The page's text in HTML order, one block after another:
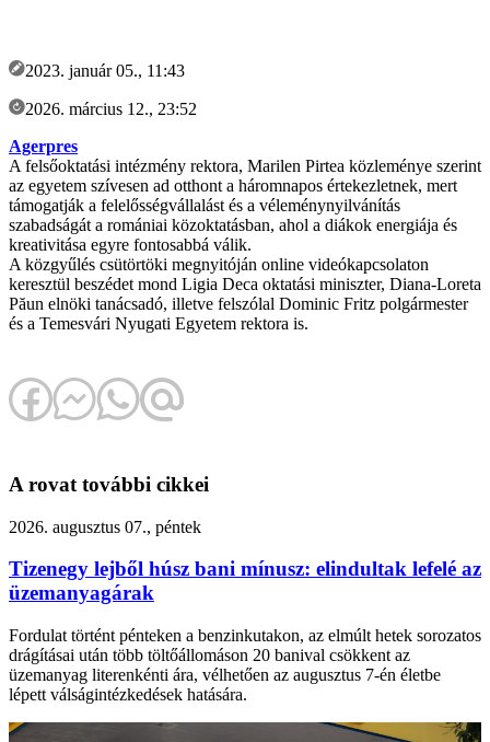
2023. január 05., 11:43
2026. március 12., 23:52
Agerpres
A felsőoktatási intézmény rektora, Marilen Pirtea közleménye szerint
az egyetem szívesen ad otthont a háromnapos értekezletnek, mert
támogatják a felelősségvállalást és a véleménynyilvánítás
szabadságát a romániai közoktatásban, ahol a diákok energiája és
kreativitása egyre fontosabbá válik.
A közgyűlés csütörtöki megnyitóján online videókapcsolaton
keresztül beszédet mond Ligia Deca oktatási miniszter, Diana-Loreta
Păun elnöki tanácsadó, illetve felszólal Dominic Fritz polgármester
és a Temesvári Nyugati Egyetem rektora is.
A rovat további cikkei
2026. augusztus 07., péntek
Tizenegy lejből húsz bani mínusz: elindultak lefelé az
üzemanyagárak
Fordulat történt pénteken a benzinkutakon, az elmúlt hetek sorozatos
drágításai után több töltőállomáson 20 banival csökkent az
üzemanyag literenkénti ára, vélhetően az augusztus 7-én életbe
lépett válságintézkedések hatására.